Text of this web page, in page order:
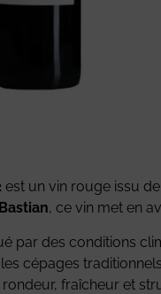
est un vin rouge issu de
, ce vin met en
par des conditions
cépages
fraîcheur et